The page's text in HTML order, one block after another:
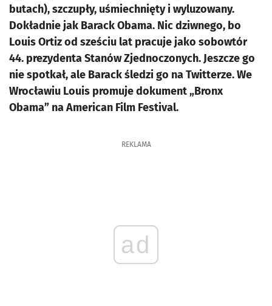
butach), szczupły, uśmiechnięty i wyluzowany.
Dokładnie jak Barack Obama. Nic dziwnego, bo
Louis Ortiz od sześciu lat pracuje jako sobowtór
44. prezydenta Stanów Zjednoczonych. Jeszcze go
nie spotkał, ale Barack śledzi go na Twitterze. We
Wrocławiu Louis promuje dokument „Bronx
Obama” na American Film Festival.
REKLAMA
ad